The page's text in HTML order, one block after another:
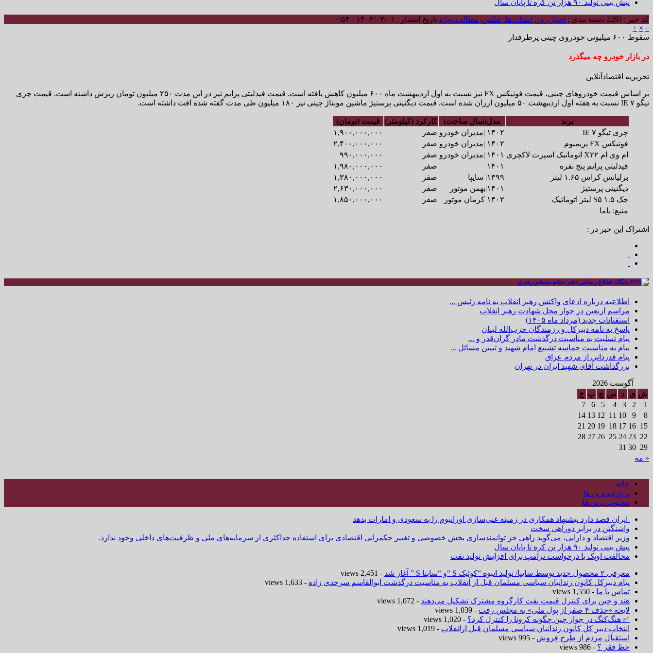
پیش بینی تولید ۹۰ هزار تن کره تا پایان سال
کد خبر : 2283 دسته بندی : اخبار روز , استان ها, عکس, مطالب ویژه تاریخ انتشار : ۱۴۰۲/۰۳/۰۱ - ۰:۵۴
–
×
+
سقوط ۶۰۰ میلیونی خودروی چینی پرطرفدار
در بازار خودرو چه میگذرد
تحریریه اقتصادآنلاین
بر اساس قیمت خودروهای چینی، قیمت فونیکس FX نیز نسبت به اول اردیبهشت ماه ۶۰۰ میلیون کاهش یافته است. قیمت فیدلیتی پرایم نیز در این مدت ۲۵۰ میلیون تومان ریزش داشته است. قیمت چری
تیگو ۷ IE نسبت به هفته اول اردیبهشت ۵۰ میلیون ارزان شده است. قیمت دیگنیتی پرستیژ ماشین مونتاژ چینی نیز ۱۸۰ میلیون طی مدت گفته شده افت داشته است.
برند مدل(سال ساخت) کارکرد (کیلومتر)
قیمت (تومان)
چری تیگو ۷ IE
۱۴۰۲ |مدیران خودرو صفر
۱,۹۰۰,۰۰۰,۰۰۰
فونیکس FX پریمیوم
۱۴۰۲ |مدیران خودرو صفر
۲,۴۰۰,۰۰۰,۰۰۰
ام وی ام X۲۲ اتوماتیک اسپرت لاکچری
۱۴۰۱ |مدیران خودرو صفر
۹۹۰,۰۰۰,۰۰۰
فیدلیتی پرایم پنج نفره
۱۴۰۱ صفر
۱,۹۸۰,۰۰۰,۰۰۰
برلیانس کراس ۱.۶۵ لیتر
۱۳۹۹| سایپا صفر
۱,۳۸۰,۰۰۰,۰۰۰
دیگنیتی پرستیژ
۱۴۰۱|بهمن موتور صفر
۲,۶۳۰,۰۰۰,۰۰۰
جک S۵ ۱.۵ لیتر اتوماتیک
۱۴۰۲ کرمان موتور صفر
۱,۸۵۰,۰۰۰,۰۰۰
منبع: باما
اشتراک این خبر در :
پایگاه اطلاع رسانی دفتر مقام معظم رهبری
اطلاعیه درباره ادعای واکنش رهبر انقلاب به نامه رئیس ...
مراسم اربعین در جوار محل شهادت رهبر انقلاب
استفتائات جدید (مرداد ماه ۱۴۰۵)
پاسخ به نامه دبیرکل و رزمندگان حزب‌الله لبنان
پیام تسلیت به مناسبت درگذشت مادر گران‌قدر و ...
پیام به مناسبت حماسه تشییع امام شهید و تبیین مسائل ...
پیام قدردانی از مردم عراق
بزرگداشت آقای شهید ایران در تهران
آگوست 2026
ش ی د س چ پ ج
1
2
3
4
5
6
7
8
9
10
11
12
13
14
15
16
17
18
19
20
21
22
23
24
25
26
27
28
29
30
31
« مه
خانه
پربازدیدترین ها
محبوب ترین ها
ایران قصد دارد پیشنهاد همکاری در زمینه غنی‌سازی اورانیوم را به سعودی و امارات بدهد
واشنگتن در برابر دوراهی سخت
وزیر اقتصاد و دارایی، می‌گوید راهی جز توانمندسازی بخش خصوصی و تغییر حکمرانی اقتصادی برای استفاده حداکثری از سرمایه‌های ملی و ظرفیت‌های داخلی وجود ندارد.
پیش بینی تولید ۹۰ هزار تن کره تا پایان سال
مخالفت اوپک با درخواست ترامپ برای افزایش تولید نفت
معرفی ۲ محصول جدید توسط سایپا/ تولید انبوه “کوئیک S “و “ساینا S ” آغاز شد
- 2,451 views
پیام دبیرکل کانون زندانیان سیاسی مسلمان قبل از انقلاب به مناسبت درگذشت ابوالقاسم سرحدی زاده - 1,633 views
تماس با ما - 1,550 views
هند و چین برای کنترل قیمت نفت کارگروه مشترک تشکیل می‌دهند - 1,072 views
لایحه «حذف ۴ صفر از پول ملی» به مجلس رفت
- 1,039 views
✅ هنگ‌کنگ در جوار چین چگونه کرونا را کنترل کرد؟ - 1,020 views
انتخاب دبیر کل کانون زندانیان سیاسی مسلمان قبل ازانقلاب - 1,019 views
استقبال مردم از طرح فروش - 995 views
خط فقر ؟ - 986 views